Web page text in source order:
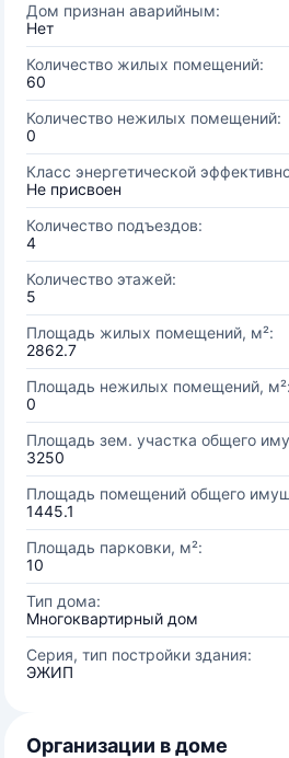
Дом признан аварийным:
Нет
Количество жилых помещений:
60
Количество нежилых помещений:
0
Класс энергетической
Не присвоен
Количество подъездов:
4
Количество этажей:
5
Площадь жилых помещений, м²:
2862.7
Площадь нежилых помещений, м²:
0
Площадь зем. участка общего
3250
Площадь помещений общего
1445.1
Площадь парковки, м²:
10
Тип дома:
Многоквартирный дом
Серия, тип постройки здания:
ЭЖИП
Организации в доме